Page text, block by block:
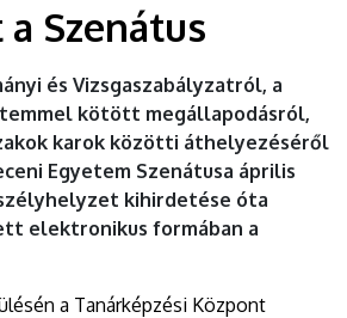
Szenátus
és Vizsgaszabályzatról, a
kötött megállapodásról,
karok közötti áthelyezéséről
Egyetem Szenátusa április
kihirdetése óta
elektronikus formában a
a Tanárképzési Központ